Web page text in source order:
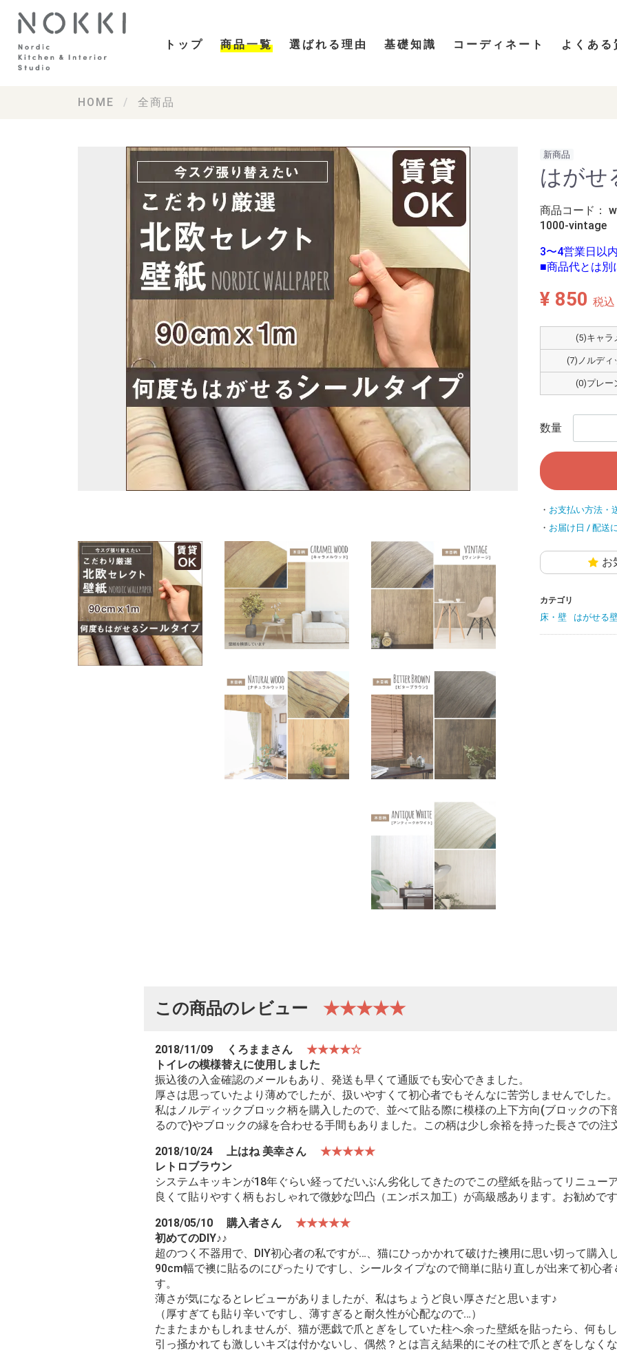
トップ 商品一覧 選ばれる理由 基礎知識 コーディネート よくある
HOME 全商品
新商品
はがせ
商品コード：
1000-vintage
3〜4営業日以
■商品代とは別
¥ 850 税込
(5)キャラ
(7)ノルディ
(0)プレー
数量
お支払い方法・
お届け日 / 配送
お
カテゴリ
床・壁 はがせる
この商品のレビュー ★★★★★
2018/11/09 くろままさん
★★★★☆
トイレの模様替えに使用しました
振込後の入金確認のメールもあり、発送も早くて通販でも安心できました。
厚さは思っていたより薄めでしたが、扱いやすくて初心者でもそんなに苦労しませんでした。
私はノルディックブロック柄を購入したので、並べて貼る際に模様の上下方向(ブロックの下
るので)やブロックの縁を合わせる手間もありました。この柄は少し余裕を持った長さでの注
2018/10/24
上はね 美幸さん
★★★★★
レトロブラウン
システムキッキンが18年ぐらい経ってだいぶん劣化してきたのでこの壁紙を貼ってリニュー
良くて貼りやすく柄もおしゃれで微妙な凹凸（エンボス加工）が高級感あります。お勧めで
2018/05/10
購入者さん
★★★★★
初めてのDIY♪♪
超のつく不器用で、DIY初心者の私ですが…、猫にひっかかれて破けた襖用に思い切って購入
90cm幅で襖に貼るのにぴったりですし、シールタイプなので簡単に貼り直しが出来て初心
す。
薄さが気になるとレビューがありましたが、私はちょうど良い厚さだと思います♪
（厚すぎても貼り辛いですし、薄すぎると耐久性が心配なので…）
たまたまかもしれませんが、猫が悪戯で爪とぎをしていた柱へ余った壁紙を貼ったら、何も
引っ掻かれても激しいキズは付かないし、偶然？とは言え結果的にその柱で爪とぎをしなく